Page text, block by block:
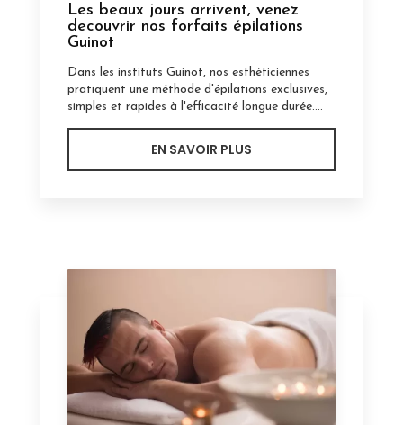
Les beaux jours arrivent, venez
decouvrir nos forfaits épilations
Guinot
Dans les instituts Guinot, nos esthéticiennes
pratiquent une méthode d'épilations exclusives,
simples et rapides à l'efficacité longue durée....
EN SAVOIR PLUS